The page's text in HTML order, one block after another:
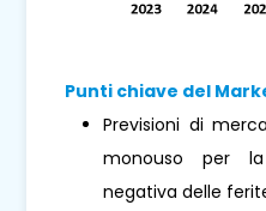
Punti chiave del
Previsioni di
monouso per
negativa delle